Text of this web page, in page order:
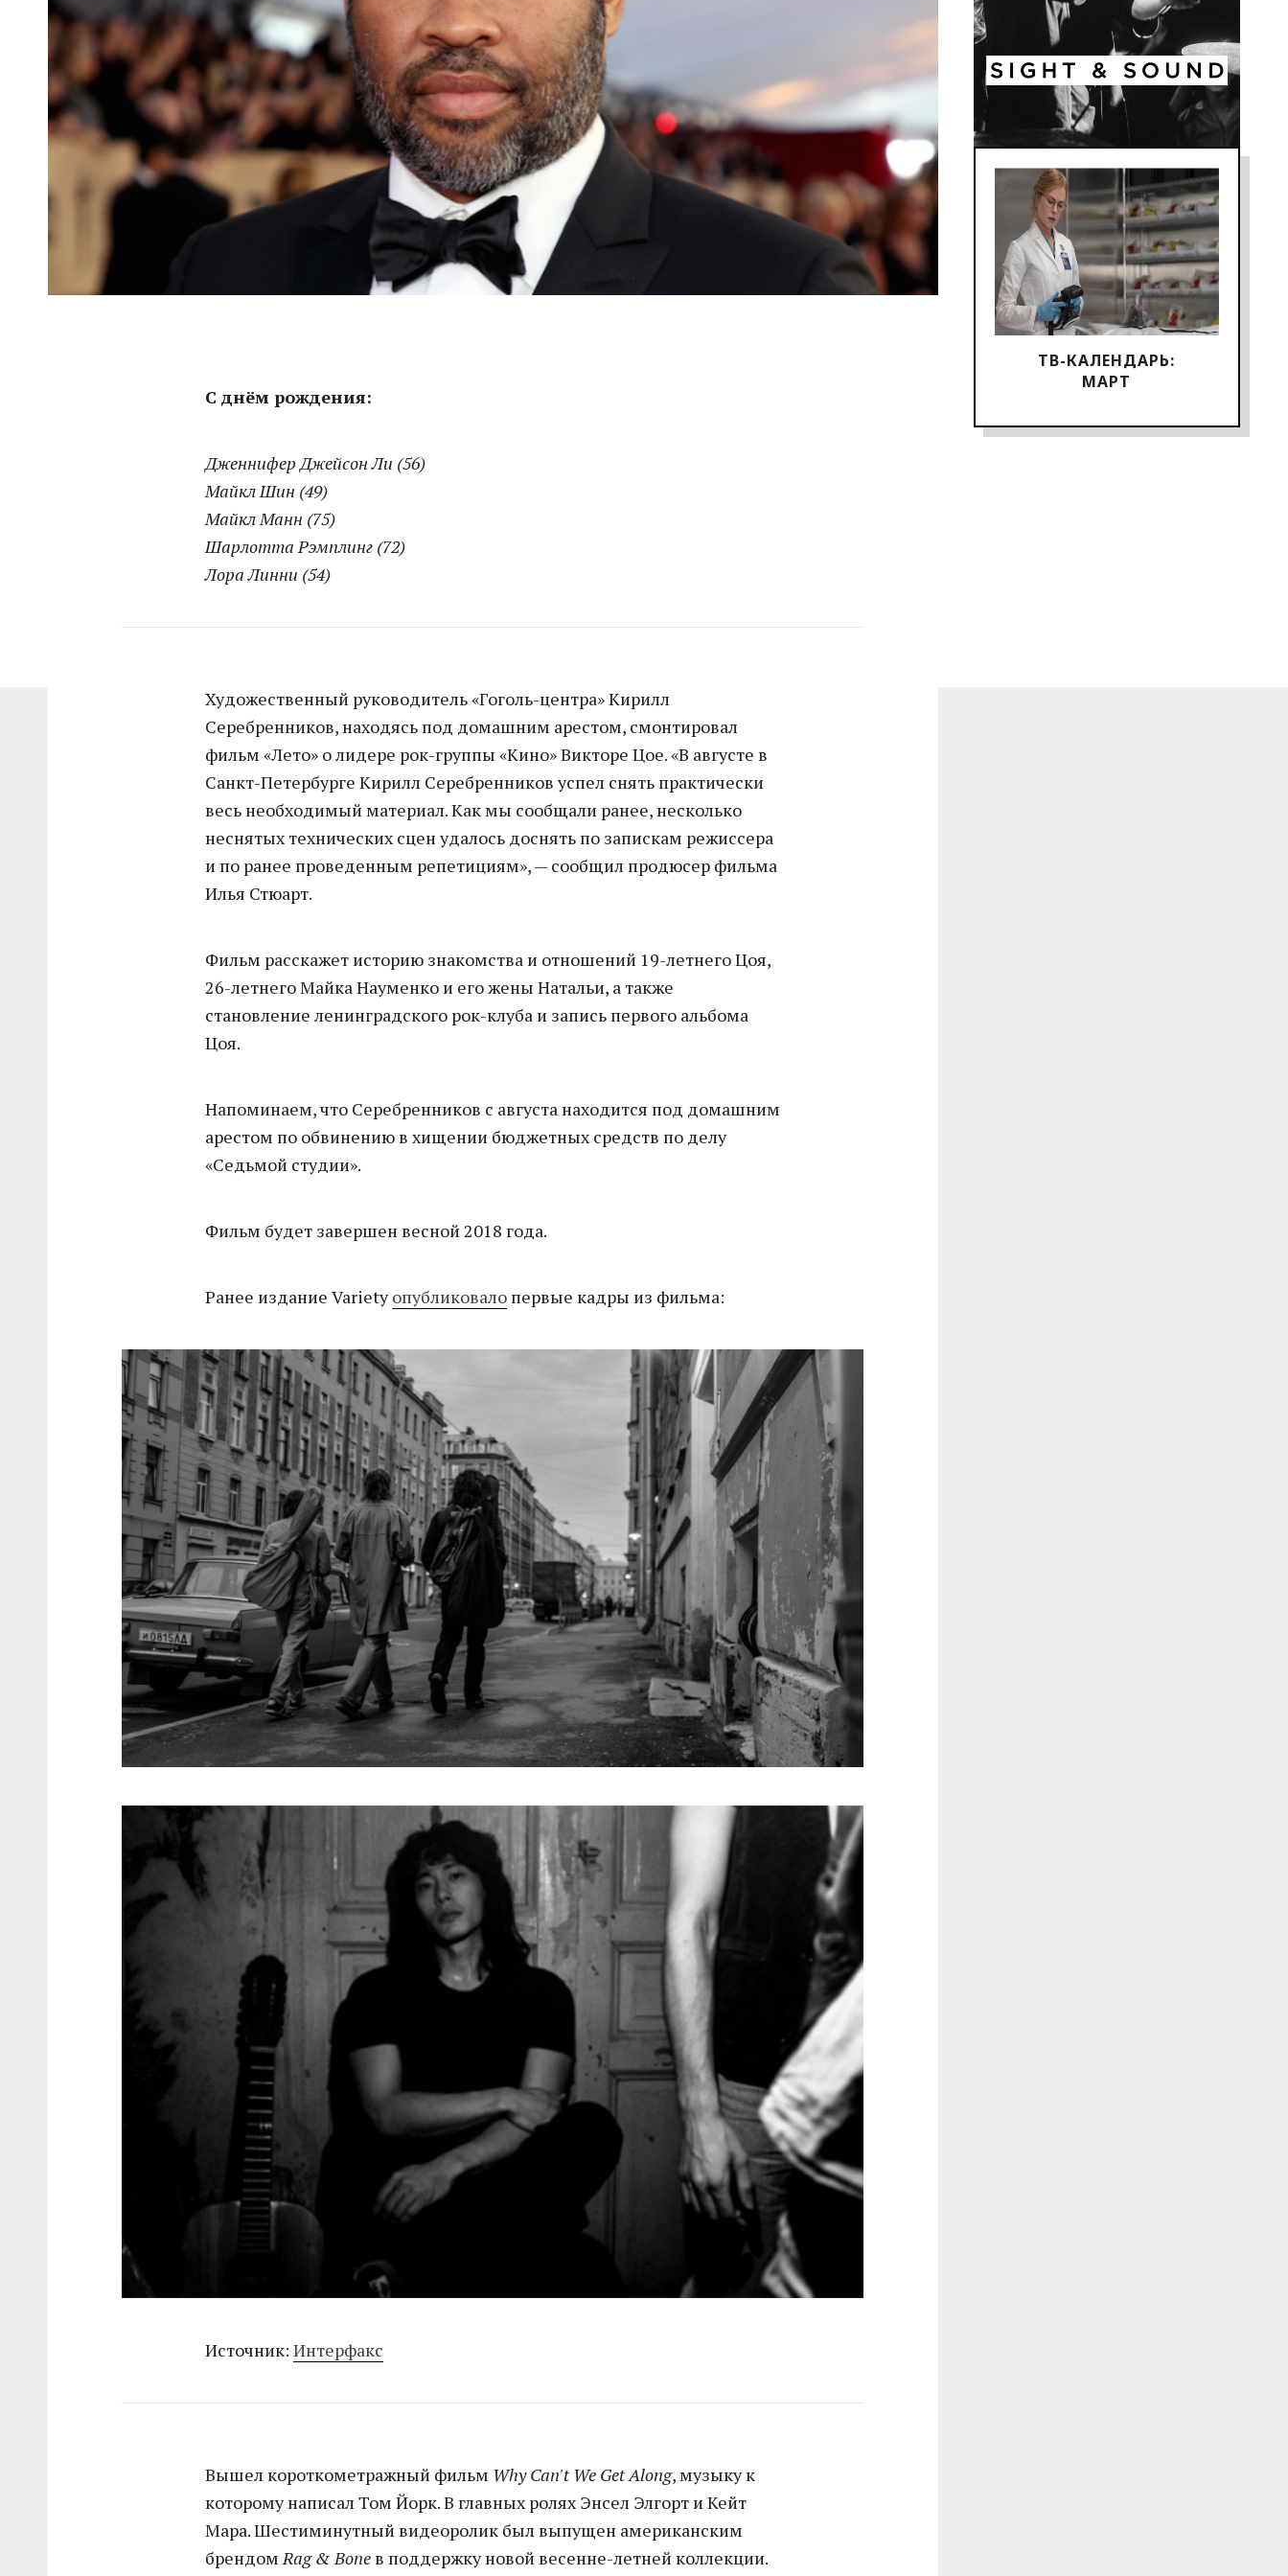
ТВ-КАЛЕНДАРЬ:
МАРТ
С днём рождения:
Дженнифер Джейсон Ли (56)
Майкл Шин (49)
Майкл Манн (75)
Шарлотта Рэмплинг (72)
Лора Линни (54)
Художественный руководитель «Гоголь-центра» Кирилл
Серебренников, находясь под домашним арестом, смонтировал
фильм «Лето» о лидере рок-группы «Кино» Викторе Цое. «В августе в
Санкт-Петербурге Кирилл Серебренников успел снять практически
весь необходимый материал. Как мы сообщали ранее, несколько
неснятых технических сцен удалось доснять по запискам режиссера
и по ранее проведенным репетициям», — сообщил продюсер фильма
Илья Стюарт.
Фильм расскажет историю знакомства и отношений 19-летнего Цоя,
26-летнего Майка Науменко и его жены Натальи, а также
становление ленинградского рок-клуба и запись первого альбома
Цоя.
Напоминаем, что Серебренников с августа находится под домашним
арестом по обвинению в хищении бюджетных средств по делу
«Седьмой студии».
Фильм будет завершен весной 2018 года.
Ранее издание Varietyопубликовало первые кадры из фильма:
Источник:Интерфакс
Вышел короткометражный фильм Why Can't We Get Along, музыку к
которому написал Том Йорк. В главных ролях Энсел Элгорт и Кейт
Мара. Шестиминутный видеоролик был выпущен американским
брендомRag & Bone в поддержку новой весенне-летней коллекции.